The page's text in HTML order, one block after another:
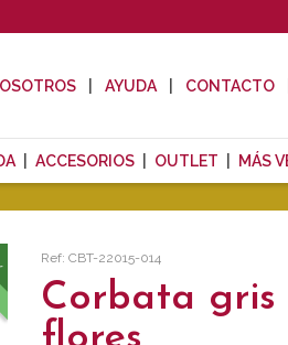
AYUDA CONTACTO
ACCESORIOS OUTLET MÁS
Ref: CBT-22015-014
Corbata gris